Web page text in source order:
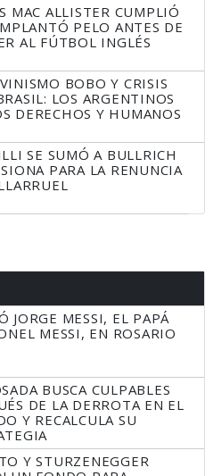
MAC ALLISTER CUMPLIÓ
PELO ANTES DE
AL FÚTBOL INGLÉS
BOBO Y CRISIS
LOS ARGENTINOS
DERECHOS Y HUMANOS
SE SUMÓ A BULLRICH
PARA LA RENUNCIA
JORGE MESSI, EL PAPÁ
MESSI, EN ROSARIO
BUSCA CULPABLES
DE LA DERROTA EN EL
Y RECALCULA SU
Y STURZENEGGER